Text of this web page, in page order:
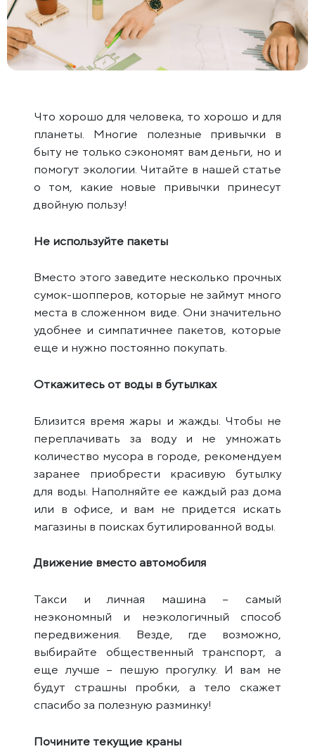
Что хорошо для человека, то хорошо и для
планеты. Многие полезные привычки в
быту не только сэкономят вам деньги, но и
помогут экологии. Читайте в нашей статье
о том, какие новые привычки принесут
двойную пользу!
Не используйте пакеты
Вместо этого заведите несколько прочных
сумок-шопперов, которые не займут много
места в сложенном виде. Они значительно
удобнее и симпатичнее пакетов, которые
еще и нужно постоянно покупать.
Откажитесь от воды в бутылках
Близится время жары и жажды. Чтобы не
переплачивать за воду и не умножать
количество мусора в городе, рекомендуем
заранее приобрести красивую бутылку
для воды. Наполняйте ее каждый раз дома
или в офисе, и вам не придется искать
магазины в поисках бутилированной воды.
Движение вместо автомобиля
Такси и личная машина – самый
неэкономный и неэкологичный способ
передвижения. Везде, где возможно,
выбирайте общественный транспорт, а
еще лучше – пешую прогулку. И вам не
будут страшны пробки, а тело скажет
спасибо за полезную разминку!
Почините текущие краны